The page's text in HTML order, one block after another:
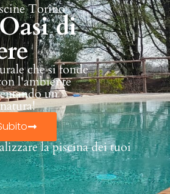
Torino
di
che si fonde
l'ambiente
un
la piscina dei tuoi